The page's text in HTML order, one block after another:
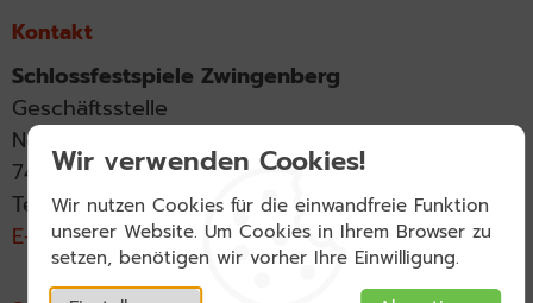
Wir verwenden Cookies!
Wir nutzen Cookies für die einwandfreie Funktion
unserer Website. Um Cookies in Ihrem Browser zu
setzen, benötigen wir vorher Ihre Einwilligung.
Kontakt
Schlossfestspiele Zwingenberg
Geschäftsstelle
Neckarelzer Str. 7
74821 Mosbach
Telefon 06261 84-3000
E-Mail